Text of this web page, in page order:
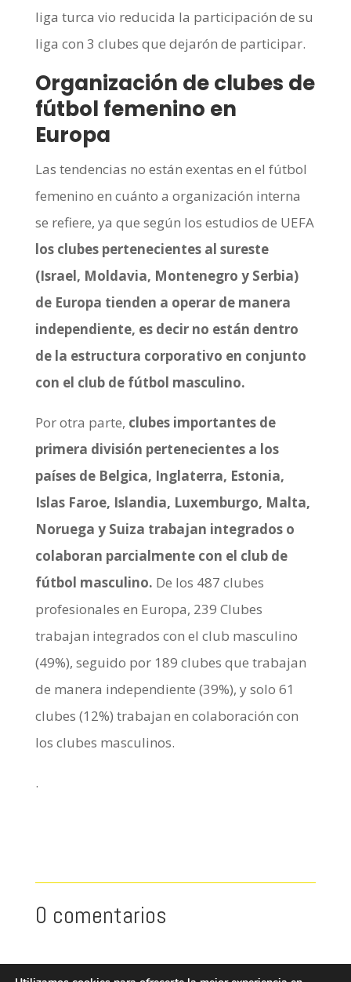
liga turca vio reducida la participación de su
liga con 3 clubes que dejarón de participar.
Organización de clubes de
fútbol femenino en
Europa
Las tendencias no están exentas en el fútbol
femenino en cuánto a organización interna
se refiere, ya que según los estudios de UEFA
los clubes pertenecientes al sureste
(Israel, Moldavia, Montenegro y Serbia)
de Europa tienden a operar de manera
independiente, es decir no están dentro
de la estructura corporativo en conjunto
con el club de fútbol masculino.
Por otra parte, clubes importantes de
primera división pertenecientes a los
países de Belgica, Inglaterra, Estonia,
Islas Faroe, Islandia, Luxemburgo, Malta,
Noruega y Suiza trabajan integrados o
colaboran parcialmente con el club de
fútbol masculino. De los 487 clubes
profesionales en Europa, 239 Clubes
trabajan integrados con el club masculino
(49%), seguido por 189 clubes que trabajan
de manera independiente (39%), y solo 61
clubes (12%) trabajan en colaboración con
los clubes masculinos.
.
0 comentarios